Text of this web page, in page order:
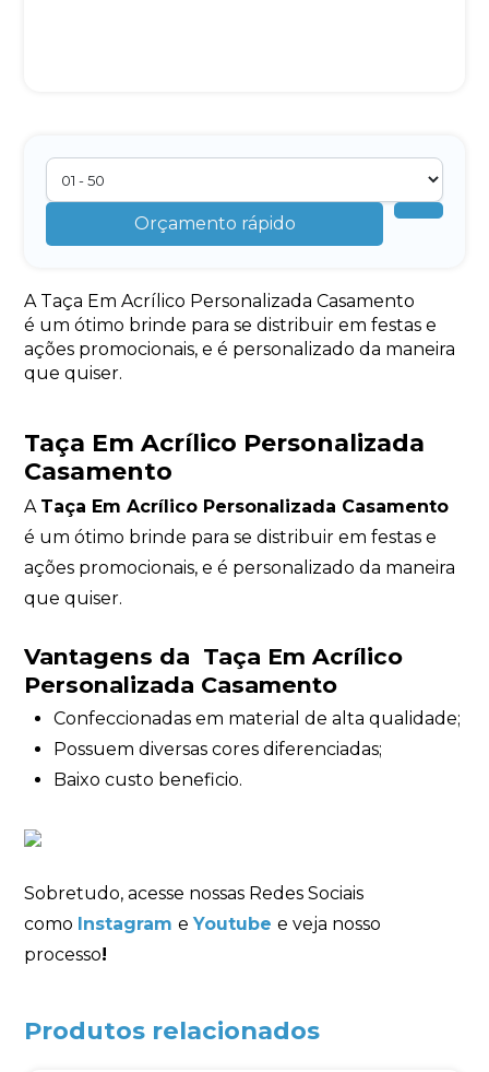
Orçamento rápido
A Taça Em Acrílico Personalizada Casamento
é um ótimo brinde para se distribuir em festas e
ações promocionais, e é personalizado da maneira
que quiser.
Taça Em Acrílico Personalizada
Casamento
A Taça Em Acrílico Personalizada Casamento
é um ótimo brinde para se distribuir em festas e
ações promocionais, e é personalizado da maneira
que quiser.
Vantagens da Taça Em Acrílico
Personalizada Casamento
Confeccionadas em material de alta qualidade;
Possuem diversas cores diferenciadas;
Baixo custo beneficio.
Sobretudo, acesse nossas Redes Sociais
como Instagram eYoutube e veja nosso
processo!
Produtos relacionados